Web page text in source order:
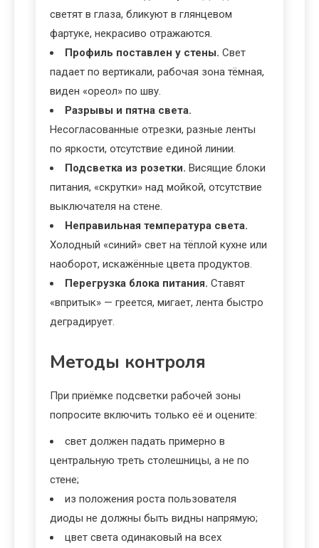
светят в глаза, бликуют в глянцевом
фартуке, некрасиво отражаются.
Профиль поставлен у стены. Свет
падает по вертикали, рабочая зона тёмная,
виден «ореол» по шву.
Разрывы и пятна света.
Несогласованные отрезки, разные ленты
по яркости, отсутствие единой линии.
Подсветка из розетки. Висящие блоки
питания, «скрутки» над мойкой, отсутствие
выключателя на стене.
Неправильная температура света.
Холодный «синий» свет на тёплой кухне или
наоборот, искажённые цвета продуктов.
Перегрузка блока питания. Ставят
«впритык» — греется, мигает, лента быстро
деградирует.
Методы контроля
При приёмке подсветки рабочей зоны
попросите включить только её и оцените:
свет должен падать примерно в
центральную треть столешницы, а не по
стене;
из положения роста пользователя
диоды не должны быть видны напрямую;
цвет света одинаковый на всех